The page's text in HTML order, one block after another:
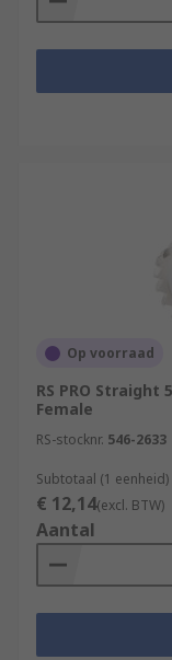
Op voorraad
RS PRO Straight
Female
RS-stocknr. 546-2633
Subtotaal (1 eenheid)
€ 12,14(excl. BTW)
Aantal